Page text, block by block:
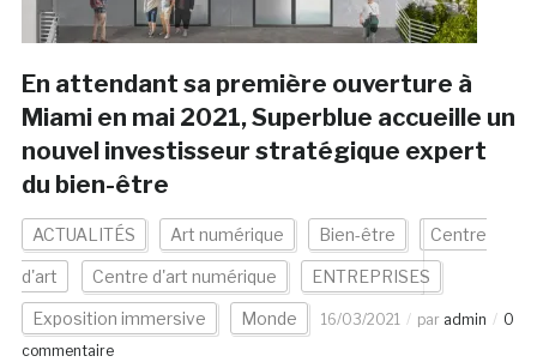
En attendant sa première ouverture à
Miami en mai 2021, Superblue accueille un
nouvel investisseur stratégique expert
du bien-être
ACTUALITÉS Art numérique Bien-être Centre
d'art Centre d'art numérique ENTREPRISES
Exposition immersive Monde 16/03/2021 par admin
0
commentaire